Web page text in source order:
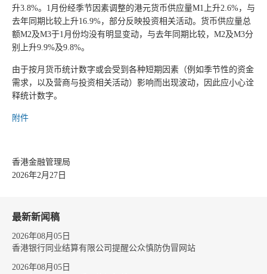
升3.8%。1月份经季节因素调整的港元货币供应量M1上升2.6%，与
去年同期比较上升16.9%，部分反映投资相关活动。货币供应量总
额M2及M3于1月份均没有明显变动，与去年同期比较，M2及M3分
别上升9.9%及9.8%。
由于按月货币统计数字或会受到各种短期因素（例如季节性的资金
需求，以及营商与投资相关活动）影响而出现波动，因此应小心诠
释统计数字。
附件
香港金融管理局
2026年2月27日
最新新闻稿
2026年08月05日
香港银行同业结算有限公司提醒公众慎防伪冒网站
2026年08月05日